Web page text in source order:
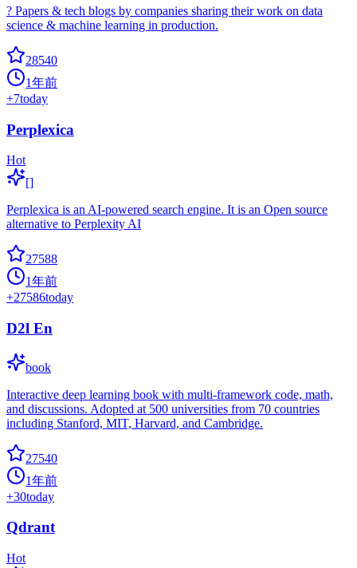
? Papers & tech blogs by companies sharing their work on data
science & machine learning in production.
28540
1年前
+7today
Perplexica
Hot
[]
Perplexica is an AI-powered search engine. It is an Open source
alternative to Perplexity AI
27588
1年前
+27586today
D2l En
book
Interactive deep learning book with multi-framework code, math,
and discussions. Adopted at 500 universities from 70 countries
including Stanford, MIT, Harvard, and Cambridge.
27540
1年前
+30today
Qdrant
Hot